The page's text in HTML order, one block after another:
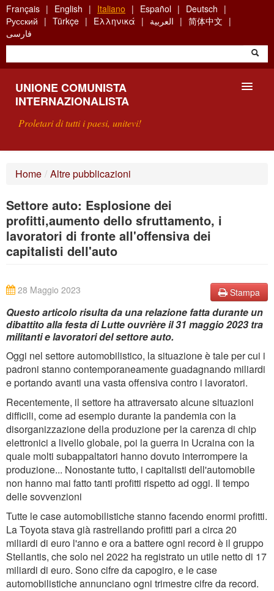
Skip
to
main
content
Français English Italiano Español
Deutsch
Русский
Türkçe Ελληνικά العربية
简体中文
فارسی
UNIONE COMUNISTA
INTERNAZIONALISTA
Proletari di tutti i paesi, unitevi!
RICERCA
SCRIVETECI
Home / Altre pubblicazioni
Settore auto: Esplosione dei
profitti,aumento dello sfruttamento, i
lavoratori di fronte all'offensiva dei
capitalisti dell'auto
Stampa
28 Maggio 2023
Questo articolo risulta da una relazione fatta durante un
dibattito alla festa di Lutte ouvrière il 31 maggio 2023 tra
militanti e lavoratori del settore auto.
Oggi nel settore automobilistico, la situazione è tale per cui i
padroni stanno contemporaneamente guadagnando miliardi
e portando avanti una vasta offensiva contro i lavoratori.
Recentemente, il settore ha attraversato alcune situazioni
difficili, come ad esempio durante la pandemia con la
disorganizzazione della produzione per la carenza di chip
elettronici a livello globale, poi la guerra in Ucraina con la
quale molti subappaltatori hanno dovuto interrompere la
produzione... Nonostante tutto, i capitalisti dell'automobile
non hanno mai fatto tanti profitti rispetto ad oggi. Il tempo
delle sovvenzioni
Tutte le case automobilistiche stanno facendo enormi profitti.
La Toyota stava già rastrellando profitti pari a circa 20
miliardi di euro l'anno e ora a battere ogni record è il gruppo
Stellantis, che solo nel 2022 ha registrato un utile netto di 17
miliardi di euro. Sono cifre da capogiro, e le case
automobilistiche annunciano ogni trimestre cifre da record.